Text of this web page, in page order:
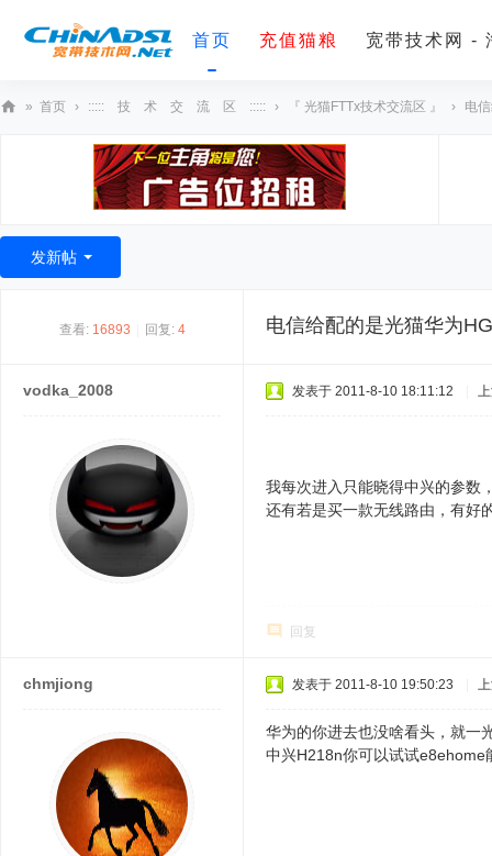
首页 充值猫粮 宽带技术网 -
术
» 首页 › ::::: 技 术 交 流 区 ::::: › 『 光猫FTTx技术交流区 』 › 电
发新帖
查看: 16893 回复: 4 电信给配的是光猫华为
vodka_2008 发表于 2011-8-10 18:11:12
我每次进入只能晓得中兴的参数
还有若是买一款无线路由，有好
回复
chmjiong 发表于 2011-8-10 19:50:23
华为的你进去也没啥看头，就一
中兴H218n你可以试试e8ehome